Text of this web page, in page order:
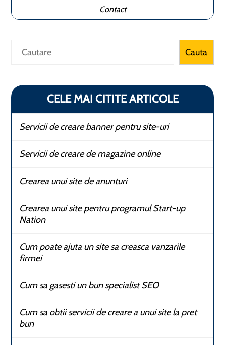
Contact
Caută Cauta
CELE MAI CITITE ARTICOLE
Servicii de creare banner pentru site-uri
Servicii de creare de magazine online
Crearea unui site de anunturi
Crearea unui site pentru programul Start-up
Nation
Cum poate ajuta un site sa creasca vanzarile
firmei
Cum sa gasesti un bun specialist SEO
Cum sa obtii servicii de creare a unui site la pret
bun